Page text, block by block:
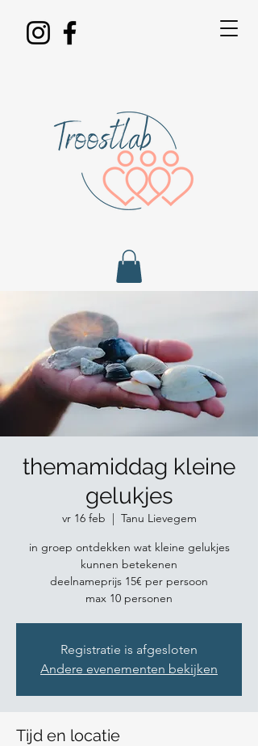
themamiddag kleine
gelukjes
vr 16 feb
  |
Tanu Lievegem
in groep ontdekken wat kleine gelukjes
kunnen betekenen
deelnameprijs 15€ per persoon
max 10 personen
Registratie is afgesloten
Andere evenementen bekijken
Tijd en locatie